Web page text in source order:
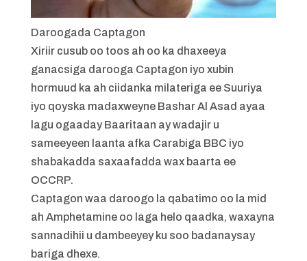
Daroogada Captagon
Xiriir cusub oo toos ah oo ka dhaxeeya
ganacsiga darooga Captagon iyo xubin
hormuud ka ah ciidanka milateriga ee Suuriya
iyo qoyska madaxweyne Bashar Al Asad ayaa
lagu ogaaday Baaritaan ay wadajir u
sameeyeen laanta afka Carabiga BBC iyo
shabakadda saxaafadda wax baarta ee
OCCRP.
Captagon waa daroogo la qabatimo oo la mid
ah Amphetamine oo laga helo qaadka, waxayna
sannadihii u dambeeyey ku soo badanaysay
bariga dhexe.